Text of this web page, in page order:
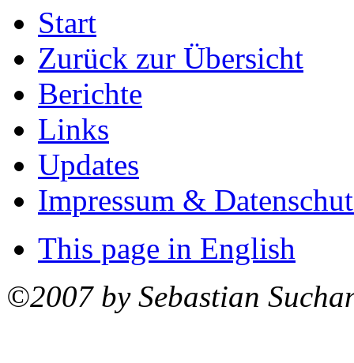
Start
Zurück zur Übersicht
Berichte
Links
Updates
Impressum &
This page in English
©2007 by Sebastian